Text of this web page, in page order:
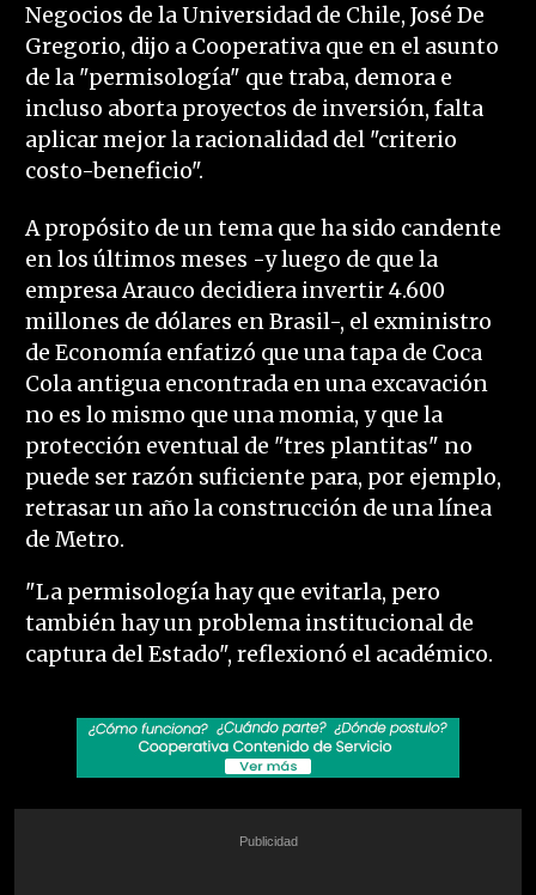
Negocios de la Universidad de Chile, José De
Gregorio, dijo a Cooperativa que en el asunto
de la "permisología" que traba, demora e
incluso aborta proyectos de inversión, falta
aplicar mejor la racionalidad del "criterio
costo-beneficio".
A propósito de un tema que ha sido candente
en los últimos meses -y luego de que la
empresa Arauco decidiera invertir 4.600
millones de dólares en Brasil-, el exministro
de Economía enfatizó que una tapa de Coca
Cola antigua encontrada en una excavación
no es lo mismo que una momia, y que la
protección eventual de "tres plantitas" no
puede ser razón suficiente para, por ejemplo,
retrasar un año la construcción de una línea
de Metro.
"La permisología hay que evitarla, pero
también hay un problema institucional de
captura del Estado", reflexionó el académico.